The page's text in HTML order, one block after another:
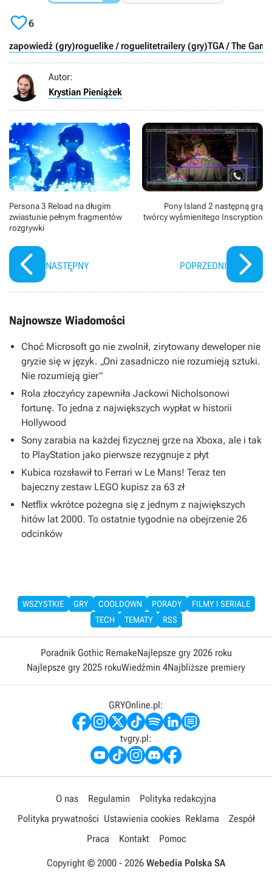
6
zapowiedź (gry)roguelike / roguelitetrailery (gry)TGA / The
Autor:
Krystian Pieniążek
Persona 3 Reload na długim
zwiastunie pełnym fragmentów
rozgrywki
NASTĘPNY
Pony Island 2 następną grą
twórcy wyśmienitego Inscryption
POPRZEDNI
Najnowsze Wiadomości
Choć Microsoft go nie zwolnił, zirytowany deweloper nie
gryzie się w język. „Oni zasadniczo nie rozumieją sztuki.
Nie rozumieją gier”
Rola złoczyńcy zapewniła Jackowi Nicholsonowi
fortunę. To jedna z największych wypłat w historii
Hollywood
Sony zarabia na każdej fizycznej grze na Xboxa, ale i tak
to PlayStation jako pierwsze rezygnuje z płyt
Kubica rozsławił to Ferrari w Le Mans! Teraz ten
bajeczny zestaw LEGO kupisz za 63 zł
Netflix wkrótce pożegna się z jednym z największych
hitów lat 2000. To ostatnie tygodnie na obejrzenie 26
odcinków
WSZYSTKIE GRY COOLDOWN PORADY
FILMY I SERIALE
TECH
TEMATY RSS
Poradnik Gothic RemakeNajlepsze gry 2026 roku
Najlepsze gry 2025 rokuWiedźmin 4Najbliższe premiery
GRYOnline.pl:
tvgry.pl:
O nas Regulamin
Polityka redakcyjna
Polityka prywatności Ustawienia cookies Reklama
Zespół
Praca
Kontakt Pomoc
Copyright © 2000 - 2026 Webedia Polska SA